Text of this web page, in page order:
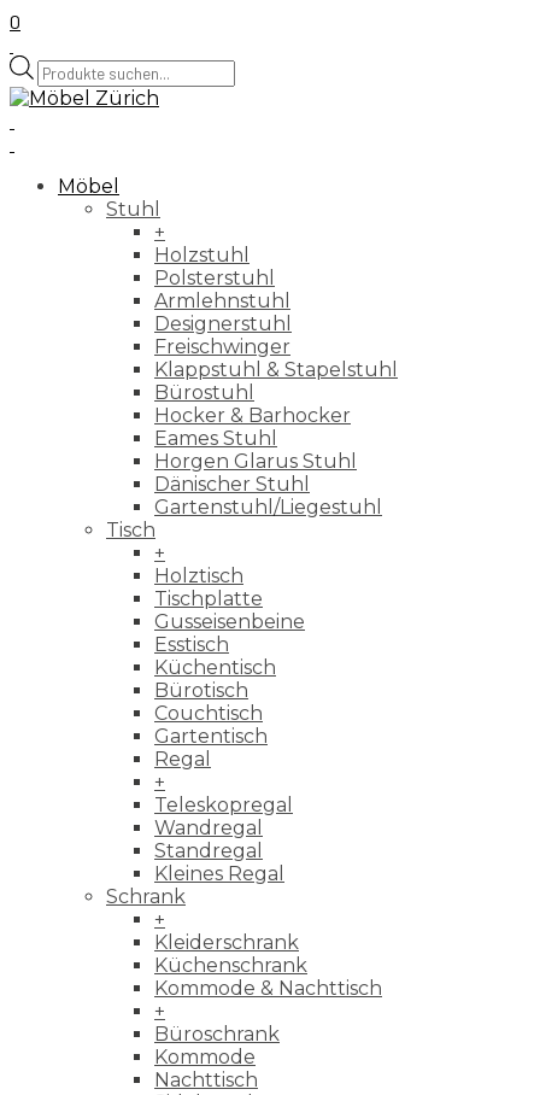
0
Products
search
Möbel
Stuhl
+
Holzstuhl
Polsterstuhl
Armlehnstuhl
Designerstuhl
Freischwinger
Klappstuhl & Stapelstuhl
Bürostuhl
Hocker & Barhocker
Eames Stuhl
Horgen Glarus Stuhl
Dänischer Stuhl
Gartenstuhl/Liegestuhl
Tisch
+
Holztisch
Tischplatte
Gusseisenbeine
Esstisch
Küchentisch
Bürotisch
Couchtisch
Gartentisch
Regal
+
Teleskopregal
Wandregal
Standregal
Kleines Regal
Schrank
+
Kleiderschrank
Küchenschrank
Kommode & Nachttisch
+
Büroschrank
Kommode
Nachttisch